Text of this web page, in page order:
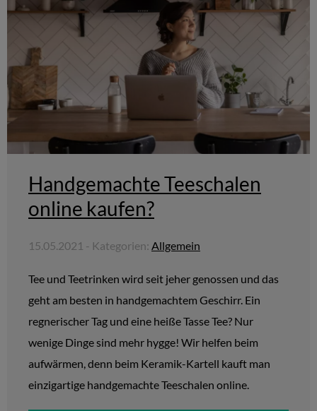
Handgemachte Teeschalen
online kaufen?
15.05.2021 - Kategorien: Allgemein
Tee und Teetrinken wird seit jeher genossen und das
geht am besten in handgemachtem Geschirr. Ein
regnerischer Tag und eine heiße Tasse Tee? Nur
wenige Dinge sind mehr hygge! Wir helfen beim
aufwärmen, denn beim Keramik-Kartell kauft man
einzigartige handgemachte Teeschalen online.